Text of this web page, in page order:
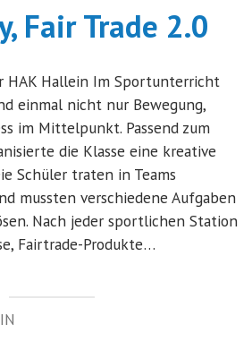
Fair Trade 2.0
HAK Hallein Im Sportunterricht
einmal nicht nur Bewegung,
im Mittelpunkt. Passend zum
die Klasse eine kreative
Schüler traten in Teams
mussten verschiedene Aufgaben
Nach jeder sportlichen Station
Fairtrade-Produkte…